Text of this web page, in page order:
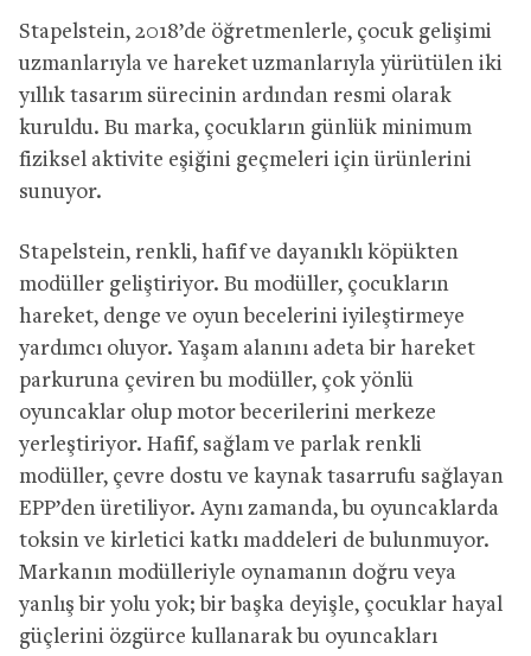
Stapelstein, 2018’de öğretmenlerle, çocuk gelişimi
uzmanlarıyla ve hareket uzmanlarıyla yürütülen iki
yıllık tasarım sürecinin ardından resmi olarak
kuruldu. Bu marka, çocukların günlük minimum
fiziksel aktivite eşiğini geçmeleri için ürünlerini
sunuyor.
Stapelstein, renkli, hafif ve dayanıklı köpükten
modüller geliştiriyor. Bu modüller, çocukların
hareket, denge ve oyun becelerini iyileştirmeye
yardımcı oluyor. Yaşam alanını adeta bir hareket
parkuruna çeviren bu modüller, çok yönlü
oyuncaklar olup motor becerilerini merkeze
yerleştiriyor. Hafif, sağlam ve parlak renkli
modüller, çevre dostu ve kaynak tasarrufu sağlayan
EPP’den üretiliyor. Aynı zamanda, bu oyuncaklarda
toksin ve kirletici katkı maddeleri de bulunmuyor.
Markanın modülleriyle oynamanın doğru veya
yanlış bir yolu yok; bir başka deyişle, çocuklar hayal
güçlerini özgürce kullanarak bu oyuncakları